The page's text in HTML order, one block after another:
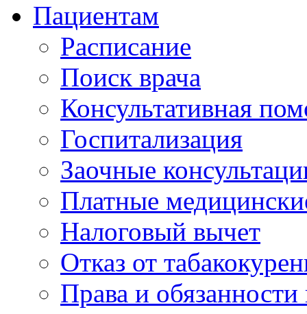
Пациентам
Расписание
Поиск врача
Консультативная
Госпитализация
Заочные
Платные
Налоговый вычет
Отказ от
Права и